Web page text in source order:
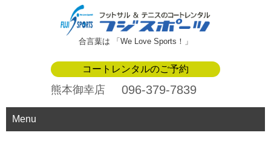
合言葉は 「We Love Sports！」
コートレンタルのご予約
熊本御幸店 096-379-7839
Menu